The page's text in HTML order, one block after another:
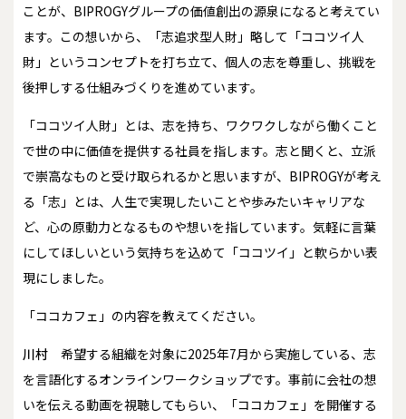
ことが、BIPROGYグループの価値創出の源泉になると考えてい
ます。この想いから、「志追求型人財」略して「ココツイ人
財」というコンセプトを打ち立て、個人の志を尊重し、挑戦を
後押しする仕組みづくりを進めています。
「ココツイ人財」とは、志を持ち、ワクワクしながら働くこと
で世の中に価値を提供する社員を指します。志と聞くと、立派
で崇高なものと受け取られるかと思いますが、BIPROGYが考え
る「志」とは、人生で実現したいことや歩みたいキャリアな
ど、心の原動力となるものや想いを指しています。気軽に言葉
にしてほしいという気持ちを込めて「ココツイ」と軟らかい表
現にしました。
――「ココカフェ」の内容を教えてください。
川村
希望する組織を対象に2025年7月から実施している、志
を言語化するオンラインワークショップです。事前に会社の想
いを伝える動画を視聴してもらい、「ココカフェ」を開催する